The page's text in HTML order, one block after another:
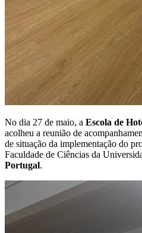
No dia 27 de maio, a Escola de
acolheu a reunião de
de situação da implementação do
Faculdade de Ciências da
Portugal.